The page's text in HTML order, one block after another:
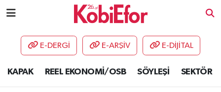
E-DERGİ E-ARŞİV E-DİJİTAL
KAPAK REEL EKONOMİ/OSB SÖYLEŞİ SEKTÖR
AKADEMİ
DESTEK-TEŞVİK